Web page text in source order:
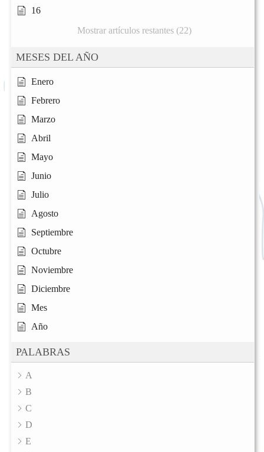
16
Mostrar artículos restantes (22)
MESES DEL AÑO
Enero
Febrero
Marzo
Abril
Mayo
Junio
Julio
Agosto
Septiembre
Octubre
Noviembre
Diciembre
Mes
Año
PALABRAS
A
B
C
D
E